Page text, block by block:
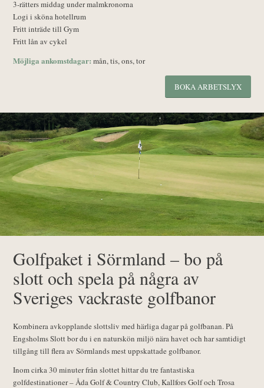
3-rätters middag under malmkronorna
Logi i sköna hotellrum
Fritt inträde till Gym
Fritt lån av cykel
Möjliga ankomstdagar: mån, tis, ons, tor
BOKA ARBETSLYX
Golfpaket i Sörmland – bo på
slott och spela på några av
Sveriges vackraste golfbanor
Kombinera avkopplande slottsliv med härliga dagar på golfbanan. På
Engsholms Slott bor du i en naturskön miljö nära havet och har samtidigt
tillgång till flera av Sörmlands mest uppskattade golfbanor.
Inom cirka 30 minuter från slottet hittar du tre fantastiska
golfdestinationer – Åda Golf & Country Club, Kallfors Golf och Trosa